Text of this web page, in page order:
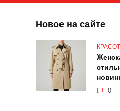
Новое на сайте
0